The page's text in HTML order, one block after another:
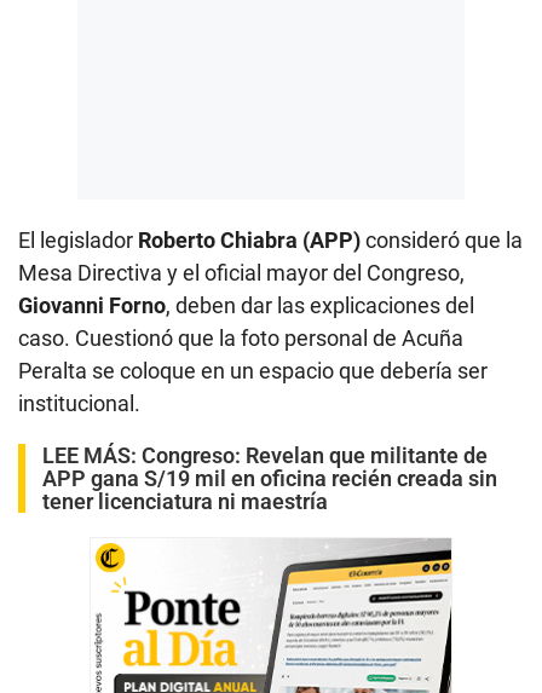
El legislador Roberto Chiabra (APP)consideró que la
Mesa Directiva y el oficial mayor del Congreso,
Giovanni Forno, deben dar las explicaciones del
caso. Cuestionó que la foto personal de Acuña
Peralta se coloque en un espacio que debería ser
institucional.
LEE MÁS: Congreso: Revelan que militante de
APP gana S/19 mil en oficina recién creada sin
tener licenciatura ni maestría